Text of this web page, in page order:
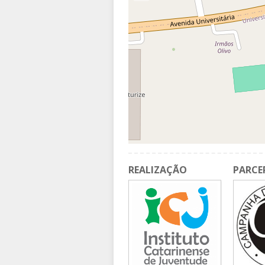
REALIZAÇÃO